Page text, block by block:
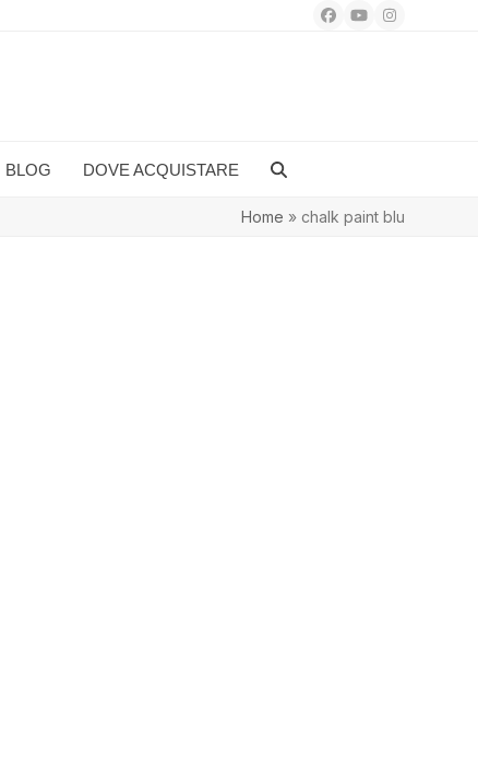
Facebook
YouTubeInstagram
BLOG DOVE ACQUISTARE
Home » chalk paint blu